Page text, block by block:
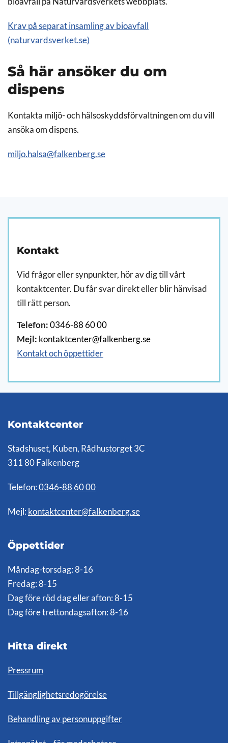
Krav på separat insamling av bioavfall
(naturvardsverket.se)
Så här ansöker du om
dispens
Kontakta miljö- och hälsoskyddsförvaltningen om du vill
ansöka om dispens.
miljo.halsa@falkenberg.se
Kontakt
Vid frågor eller synpunkter, hör av dig till vårt
kontaktcenter. Du får svar direkt eller blir hänvisad
till rätt person.
Telefon: 0346-88 60 00
Mejl: kontaktcenter@falkenberg.se
Kontakt och öppettider
Kontaktcenter
Stadshuset, Kuben, Rådhustorget 3C
311 80 Falkenberg
Telefon: 0346-88 60 00
Mejl: kontaktcenter@falkenberg.se
Öppettider
Måndag-torsdag: 8-16
Fredag: 8-15
Dag före röd dag eller afton: 8-15
Dag före trettondagsafton: 8-16
Hitta direkt
Pressrum
Tillgänglighetsredogörelse
Behandling av personuppgifter